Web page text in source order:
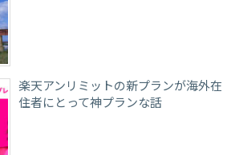
楽天アンリミットの新プランが海外在
住者にとって神プランな話